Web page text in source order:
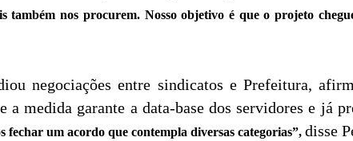
também nos procurem. Nosso objetivo é que o projeto
negociações entre sindicatos e Prefeitura,
a medida garante a data-base dos servidores e já
fechar um acordo que contempla diversas categorias”, disse